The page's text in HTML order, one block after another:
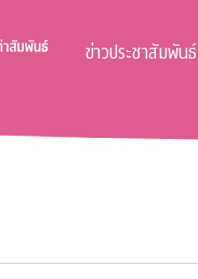
ข่าวประชาสัมพันธ์